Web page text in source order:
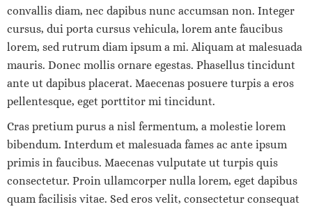
convallis diam, nec dapibus nunc accumsan non. Integer
cursus, dui porta cursus vehicula, lorem ante faucibus
lorem, sed rutrum diam ipsum a mi. Aliquam at malesuada
mauris. Donec mollis ornare egestas. Phasellus tincidunt
ante ut dapibus placerat. Maecenas posuere turpis a eros
pellentesque, eget porttitor mi tincidunt.
Cras pretium purus a nisl fermentum, a molestie lorem
bibendum. Interdum et malesuada fames ac ante ipsum
primis in faucibus. Maecenas vulputate ut turpis quis
consectetur. Proin ullamcorper nulla lorem, eget dapibus
quam facilisis vitae. Sed eros velit, consectetur consequat